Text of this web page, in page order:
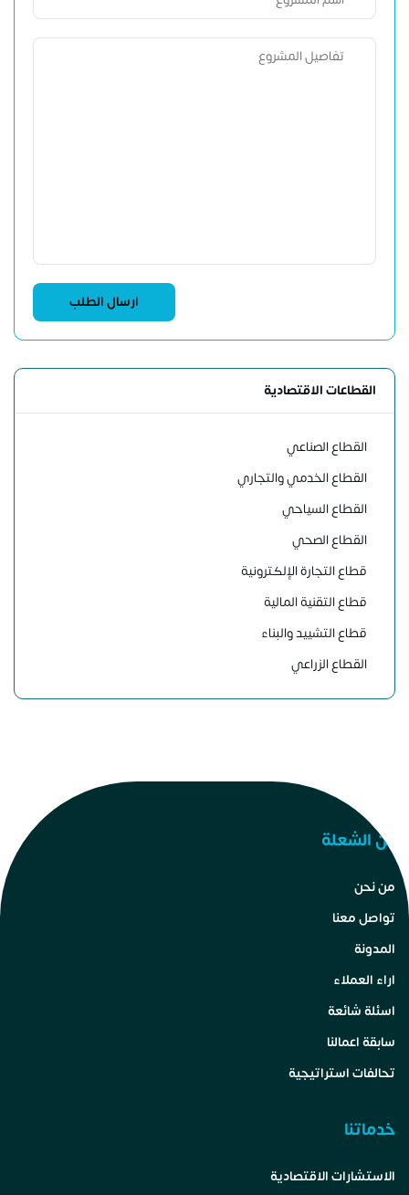
القطاعات الاقتصادية
القطاع الصناعي
القطاع الخدمي والتجاري
القطاع السياحي
القطاع الصحي
قطاع التجارة الإلكترونية
قطاع التقنية المالية
قطاع التشييد والبناء
القطاع الزراعي
عن الشعلة
من نحن
تواصل معنا
المدونة
اراء العملاء
اسئلة شائعة
سابقة اعمالنا
تحالفات استراتيجية
خدماتنا
الاستشارات الاقتصادية